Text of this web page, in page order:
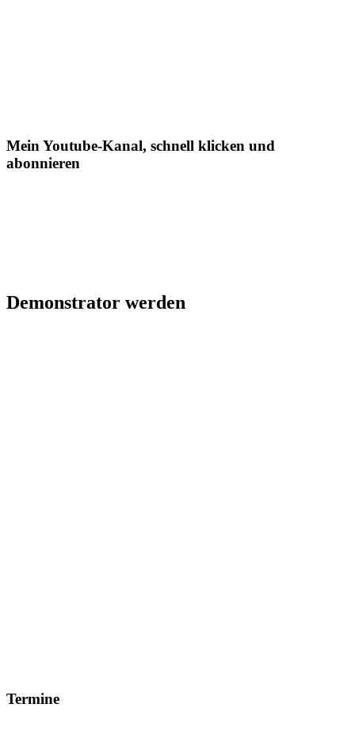
Mein Youtube-Kanal, schnell klicken und
abonnieren
Demonstrator werden
Termine